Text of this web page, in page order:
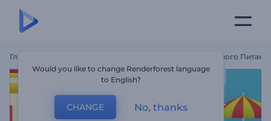
Главная Промо Кафе Или Ресторана Здорового
Would you like to change Renderforest language
to English?
CHANGE No, thanks